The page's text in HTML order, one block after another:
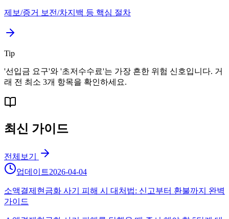
제보/증거 보전/차지백 등 핵심 절차
Tip
'선입금 요구'와 '초저수수료'는 가장 흔한 위험 신호입니다. 거
래 전 최소 3개 항목을 확인하세요.
최신 가이드
전체보기
업데이트2026-04-04
소액결제현금화 사기 피해 시 대처법: 신고부터 환불까지 완벽
가이드